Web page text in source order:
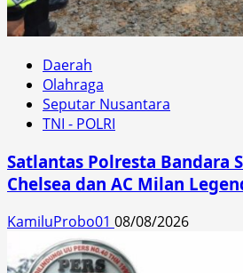
Daerah
Olahraga
Seputar Nusantara
TNI - POLRI
Satlantas Polresta Bandara
Chelsea dan AC Milan
KamiluProbo01 08/08/2026